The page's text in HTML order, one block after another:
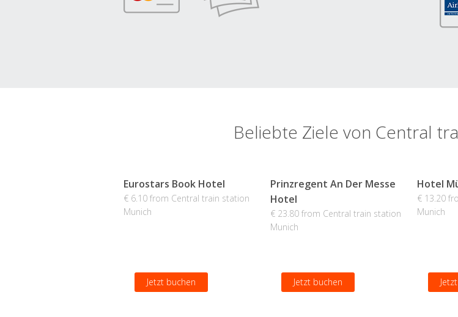
Beliebte Ziele von Central
Eurostars Book Hotel
€ 6.10 from Central train station
Munich
Jetzt buchen
Prinzregent An Der Messe
Hotel
€ 23.80 from Central train station
Munich
Jetzt buchen
Hotel
€ 13.20
Munich